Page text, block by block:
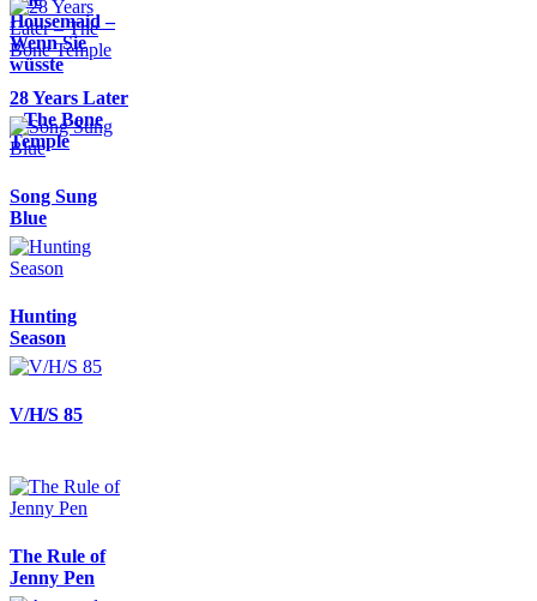
Housemaid –
Wenn Sie
wüsste
28 Years Later
– The Bone
Temple
Song Sung
Blue
Hunting
Season
V/H/S 85
The Rule of
Jenny Pen